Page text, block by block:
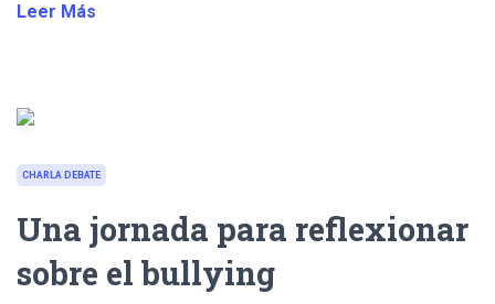
Leer Más
CHARLA DEBATE
Una jornada para reflexionar
sobre el bullying